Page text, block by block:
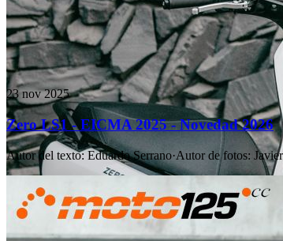
23 nov 2025
Zero LS1 - EICMA 2025 - Novedad 2026
Autor del texto: Eduardo Serrano·Autor de fotos: